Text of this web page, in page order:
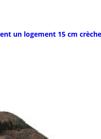
un logement 15 cm